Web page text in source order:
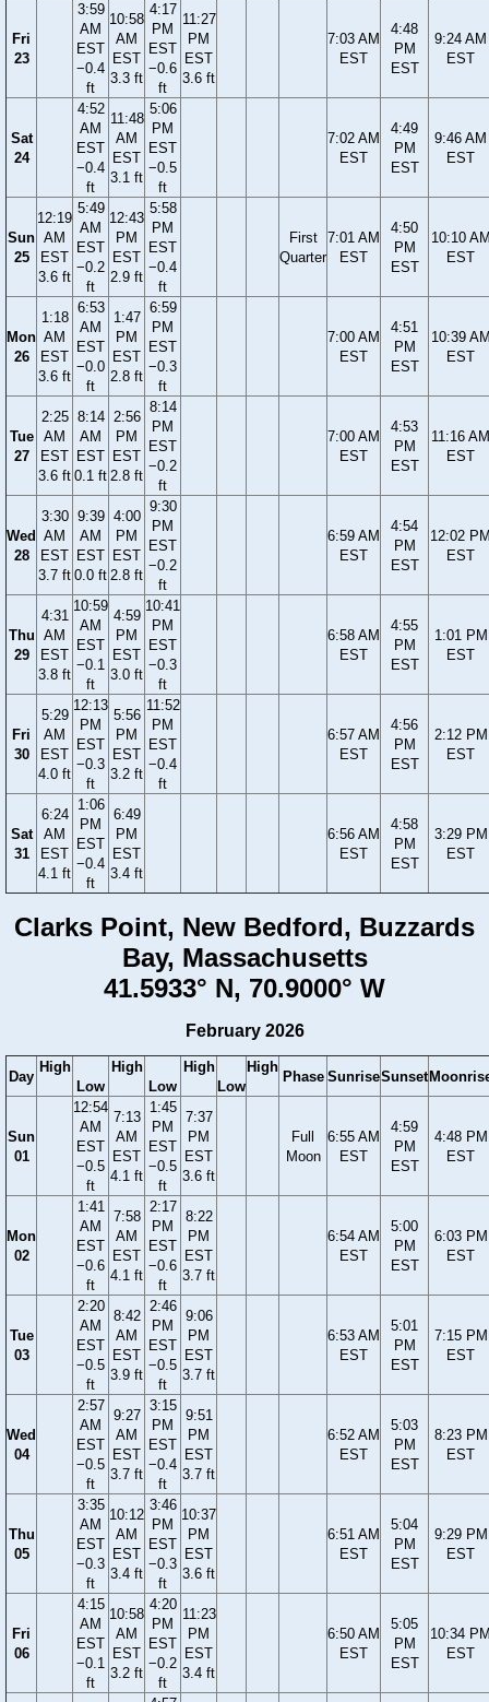
Fri
23
3:59
AM
EST
−0.4
ft
10:58
AM
EST
3.3 ft
4:17
PM
EST
−0.6
ft
11:27
PM
EST
3.6 ft
7:03 AM
EST
4:48
PM
EST
9:24 AM
EST
Sat
24
4:52
AM
EST
−0.4
ft
11:48
AM
EST
3.1 ft
5:06
PM
EST
−0.5
ft
7:02 AM
EST
4:49
PM
EST
9:46 AM
EST
Sun
25
12:19
AM
EST
3.6 ft
5:49
AM
EST
−0.2
ft
12:43
PM
EST
2.9 ft
5:58
PM
EST
−0.4
ft
First
Quarter
7:01 AM
EST
4:50
PM
EST
10:10
EST
Mon
26
1:18
AM
EST
3.6 ft
6:53
AM
EST
−0.0
ft
1:47
PM
EST
2.8 ft
6:59
PM
EST
−0.3
ft
7:00 AM
EST
4:51
PM
EST
10:39
EST
Tue
27
2:25
AM
EST
3.6 ft
8:14
AM
EST
0.1 ft
2:56
PM
EST
2.8 ft
8:14
PM
EST
−0.2
ft
7:00 AM
EST
4:53
PM
EST
11:16 AM
EST
Wed
28
3:30
AM
EST
3.7 ft
9:39
AM
EST
0.0 ft
4:00
PM
EST
2.8 ft
9:30
PM
EST
−0.2
ft
6:59 AM
EST
4:54
PM
EST
12:02
EST
Thu
29
4:31
AM
EST
3.8 ft
10:59
AM
EST
−0.1
ft
4:59
PM
EST
3.0 ft
10:41
PM
EST
−0.3
ft
6:58 AM
EST
4:55
PM
EST
1:01 PM
EST
Fri
30
5:29
AM
EST
4.0 ft
12:13
PM
EST
−0.3
ft
5:56
PM
EST
3.2 ft
11:52
PM
EST
−0.4
ft
6:57 AM
EST
4:56
PM
EST
2:12 PM
EST
Sat
31
6:24
AM
EST
4.1 ft
1:06
PM
EST
−0.4
ft
6:49
PM
EST
3.4 ft
6:56 AM
EST
4:58
PM
EST
3:29 PM
EST
Clarks Point, New Bedford, Buzzards
Bay, Massachusetts
41.5933° N, 70.9000° W
February 2026
Day
High
Low
High
Low
High
Low
High
Phase SunriseSunset
Sun
01
12:54
AM
EST
−0.5
ft
7:13
AM
EST
4.1 ft
1:45
PM
EST
−0.5
ft
7:37
PM
EST
3.6 ft
Full
Moon
6:55 AM
EST
4:59
PM
EST
4:48 PM
EST
Mon
02
1:41
AM
EST
−0.6
ft
7:58
AM
EST
4.1 ft
2:17
PM
EST
−0.6
ft
8:22
PM
EST
3.7 ft
6:54 AM
EST
5:00
PM
EST
6:03 PM
EST
Tue
03
2:20
AM
EST
−0.5
ft
8:42
AM
EST
3.9 ft
2:46
PM
EST
−0.5
ft
9:06
PM
EST
3.7 ft
6:53 AM
EST
5:01
PM
EST
7:15 PM
EST
Wed
04
2:57
AM
EST
−0.5
ft
9:27
AM
EST
3.7 ft
3:15
PM
EST
−0.4
ft
9:51
PM
EST
3.7 ft
6:52 AM
EST
5:03
PM
EST
8:23 PM
EST
Thu
05
3:35
AM
EST
−0.3
ft
10:12
AM
EST
3.4 ft
3:46
PM
EST
−0.3
ft
10:37
PM
EST
3.6 ft
6:51 AM
EST
5:04
PM
EST
9:29 PM
EST
Fri
06
4:15
AM
EST
−0.1
ft
10:58
AM
EST
3.2 ft
4:20
PM
EST
−0.2
ft
11:23
PM
EST
3.4 ft
6:50 AM
EST
5:05
PM
EST
10:34
EST